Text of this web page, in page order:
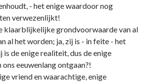
- het enige waardoor nog
verwezenlijkt!
klaarblijkelijke grondvoorwaarde van al
al het worden; ja, zij is - in feite - het
de enige realiteit, dus de enige
eeuwenlang ontgaan?!
vriend en waarachtige, enige